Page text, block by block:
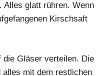
Alles glatt rühren. Wenn
Kirschsaft
die Gläser verteilen. Die
alles mit dem restlichen